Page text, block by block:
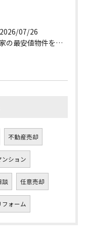
2026/07/26
空家の最安値物件を茨城県水戸市つくば市で探す方法と賢い売却ポイントを徹底解説
不動産売却
ンション
談 任意売却
フォーム